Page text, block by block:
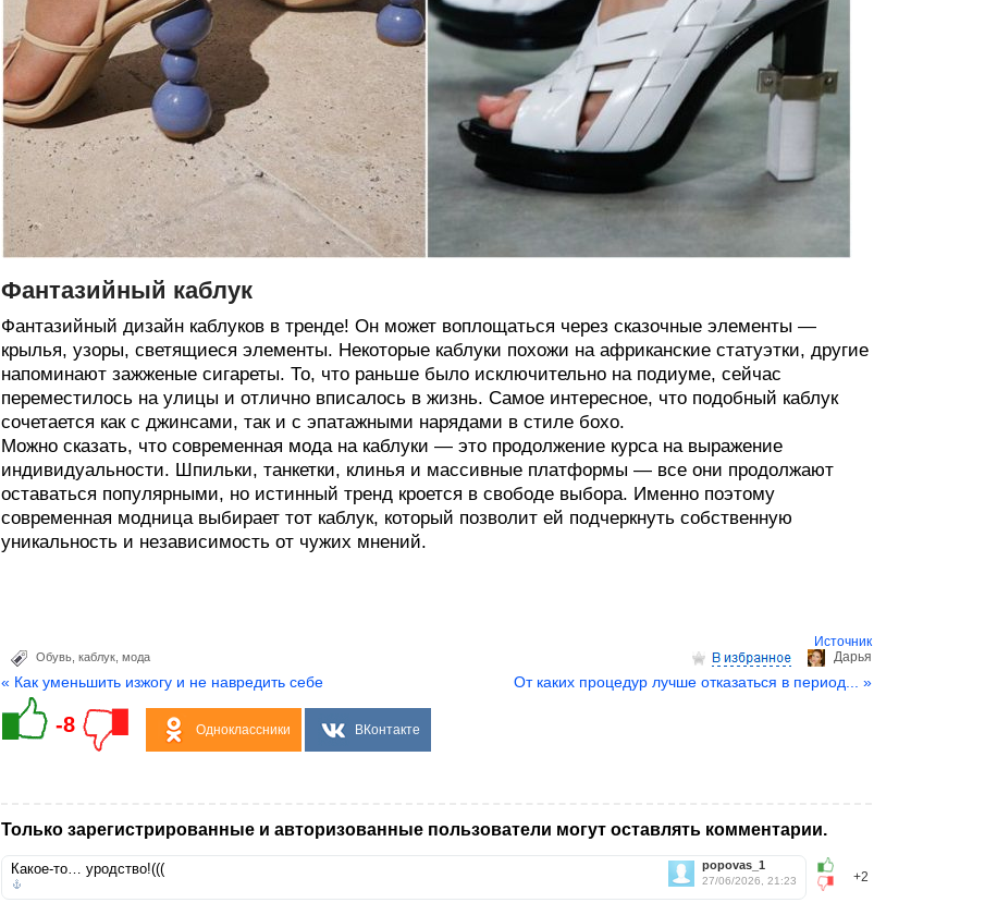
Фантазийный каблук
Фантазийный дизайн каблуков в тренде! Он может воплощаться через сказочные элементы —
крылья, узоры, светящиеся элементы. Некоторые каблуки похожи на африканские статуэтки, другие
напоминают зажженые сигареты. То, что раньше было исключительно на подиуме, сейчас
переместилось на улицы и отлично вписалось в жизнь. Самое интересное, что подобный каблук
сочетается как с джинсами, так и с эпатажными нарядами в стиле бохо.
Можно сказать, что современная мода на каблуки — это продолжение курса на выражение
индивидуальности. Шпильки, танкетки, клинья и массивные платформы — все они продолжают
оставаться популярными, но истинный тренд кроется в свободе выбора. Именно поэтому
современная модница выбирает тот каблук, который позволит ей подчеркнуть собственную
уникальность и независимость от чужих мнений.
Источник
Дарья
Обувь каблук мода
« Как уменьшить изжогу и не навредить себе От каких процедур лучше отказаться в период... »
-8 Одноклассники ВКонтакте
Только зарегистрированные и авторизованные пользователи могут оставлять комментарии.
+2
popovas_1
27/06/2026, 21:23
Какое-то… уродство!(((